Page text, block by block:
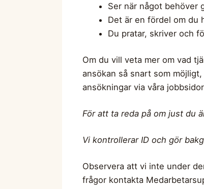
Ser när något behöver
Det är en fördel om du
Du pratar, skriver och
Om du vill veta mer om vad
ansökan så snart som
ansökningar via våra
För att ta reda på om just du
Vi kontrollerar ID och gör
Observera att vi inte under
frågor kontakta